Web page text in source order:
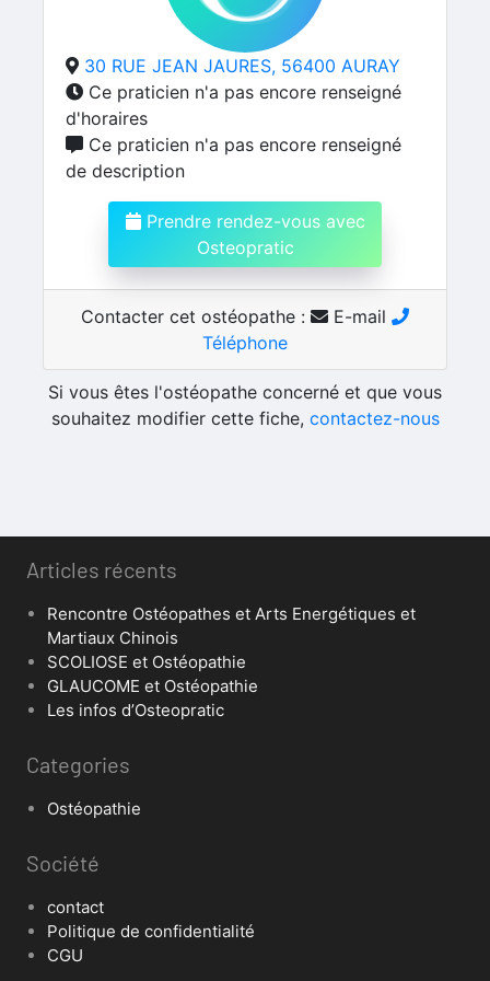
30 RUE JEAN JAURES, 56400 AURAY
Ce praticien n'a pas encore renseigné
d'horaires
Ce praticien n'a pas encore renseigné
de description
Prendre rendez-vous avec
Osteopratic
Contacter cet ostéopathe :
E-mail
Téléphone
Si vous êtes l'ostéopathe concerné et que vous
souhaitez modifier cette fiche, contactez-nous
Articles récents
Rencontre Ostéopathes et Arts Energétiques et
Martiaux Chinois
SCOLIOSE et Ostéopathie
GLAUCOME et Ostéopathie
Les infos d’Osteopratic
Categories
Ostéopathie
Société
contact
Politique de confidentialité
CGU